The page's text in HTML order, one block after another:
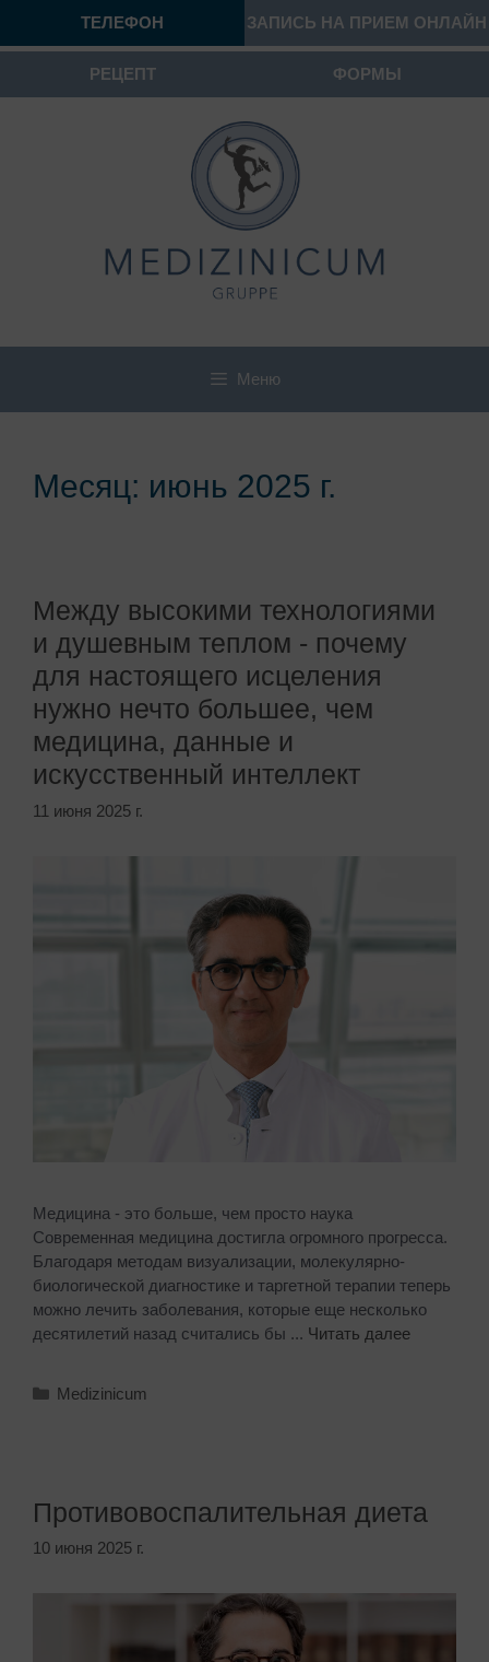
Меню
Месяц: июнь 2025 г.
Между высокими технологиями
и душевным теплом - почему
для настоящего исцеления
нужно нечто большее, чем
медицина, данные и
искусственный интеллект
11 июня 2025 г.
Медицина - это больше, чем просто наука
Современная медицина достигла огромного прогресса.
Благодаря методам визуализации, молекулярно-
биологической диагностике и таргетной терапии теперь
можно лечить заболевания, которые еще несколько
десятилетий назад считались бы ... Читать далее
Medizinicum
Противовоспалительная диета
10 июня 2025 г.
ТЕЛЕФОН ЗАПИСЬ НА ПРИЕМ ОНЛАЙН
РЕЦЕПТ ФОРМЫ